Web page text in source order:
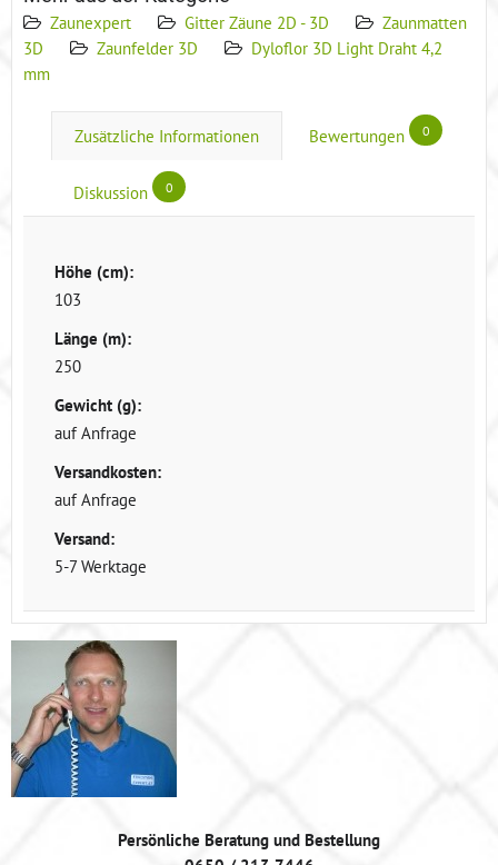
Zaunexpert Gitter Zäune 2D - 3D
Zaunmatten
3D
Zaunfelder 3D
Dyloflor 3D Light Draht 4,2
mm
Zusätzliche Informationen Bewertungen 0
Diskussion 0
Höhe (cm):
103
Länge (m):
250
Gewicht (g):
auf Anfrage
Versandkosten:
auf Anfrage
Versand:
5-7 Werktage
Persönliche Beratung und Bestellung